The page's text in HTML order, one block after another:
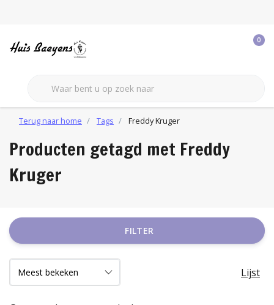
0
Terug naar home Tags Freddy Kruger
Producten getagd met Freddy
Kruger
FILTER
Lijst